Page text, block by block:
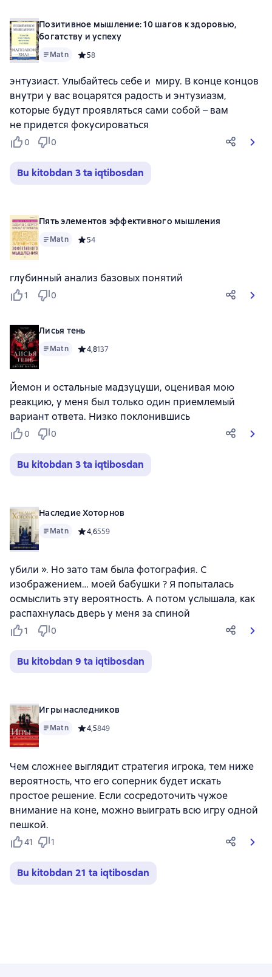
Позитивное мышление: 10 шагов к здоровью,
богатству и успеху
Matn Средний рейтинг 5 на основе 8 оценок
58
энтузиаст. Улыбайтесь себе и миру. В конце концов
внутри у вас воцарятся радость и энтузиазм,
которые будут проявляться сами собой – вам
не придется фокусироваться
0 0
Bu kitobdan 3 ta iqtibosdan
Пять элементов эффективного мышления
Matn Средний рейтинг 5 на основе 4 оценок
54
глубинный анализ базовых понятий
1 0
Лисья тень
Matn Средний рейтинг 4,8 на основе 137 оценок
4,8137
Йемон и остальные мадзуцуши, оценивая мою
реакцию, у меня был только один приемлемый
вариант ответа. Низко поклонившись
0 0
Bu kitobdan 3 ta iqtibosdan
Наследие Хоторнов
Matn Средний рейтинг 4,6 на основе 559 оценок
4,6559
убили ». Но зато там была фотография. С
изображением… моей бабушки ? Я попыталась
осмыслить эту вероятность. А потом услышала, как
распахнулась дверь у меня за спиной
1 0
Bu kitobdan 9 ta iqtibosdan
Игры наследников
Matn Средний рейтинг 4,5 на основе 849 оценок
4,5849
Чем сложнее выглядит стратегия игрока, тем ниже
вероятность, что его соперник будет искать
простое решение. Если сосредоточить чужое
внимание на коне, можно выиграть всю игру одной
пешкой.
41 1
Bu kitobdan 21 ta iqtibosdan